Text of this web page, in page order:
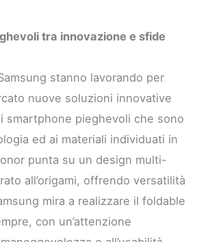
tra innovazione e sfide
stanno lavorando per
nuove soluzioni innovative
smartphone pieghevoli che sono
ed ai materiali individuati in
punta su un design multi-
all’origami, offrendo versatilità
mira a realizzare il foldable
con un’attenzione